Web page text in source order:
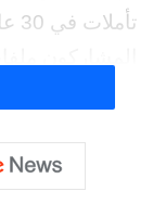
شبكات النقل
والتعاون
وخلال كلمته،